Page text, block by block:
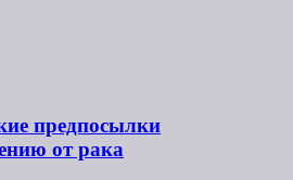
предпосылки
от рака